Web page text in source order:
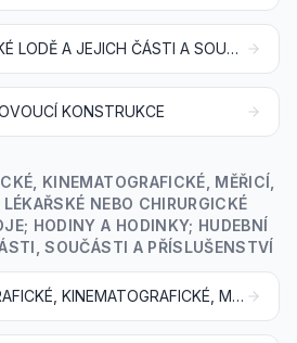
LETADLA, KOSMICKÉ LODĚ A JEJICH ČÁSTI A SOUČÁSTI
KONSTRUKCE
KINEMATOGRAFICKÉ, MĚŘICÍ,
NEBO CHIRURGICKÉ
HODINY A HODINKY; HUDEBNÍ
SOUČÁSTI A PŘÍSLUŠENSTVÍ
OPTICKÉ, FOTOGRAFICKÉ, KINEMATOGRAFICKÉ, MĚŘICÍ, KONTROLNÍ, PŘESNÉ, LÉKAŘSKÉ NEBO CHIRURGICKÉ NÁSTROJE A PŘÍSTROJE; JEJICH ČÁSTI, SOUČÁSTI A PŘÍSLUŠENSTVÍ